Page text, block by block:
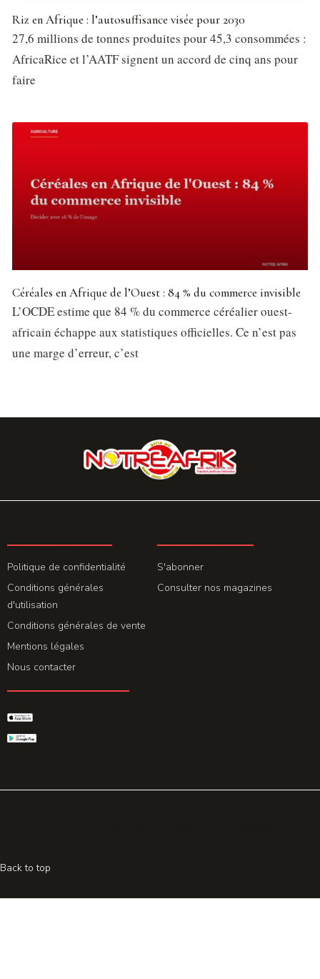
Riz en Afrique : l’autosuffisance visée pour 2030
27,6 millions de tonnes produites pour 45,3 consommées :
AfricaRice et l’AATF signent un accord de cinq ans pour
faire
Céréales en Afrique de l’Ouest : 84 % du commerce invisible
L’OCDE estime que 84 % du commerce céréalier ouest-
africain échappe aux statistiques officielles. Ce n’est pas
une marge d’erreur, c’est
Politique de confidentialité
Conditions générales
d'utilisation
Conditions générales de vente
Mentions légales
Nous contacter
S'abonner
Consulter nos magazines
Back to top